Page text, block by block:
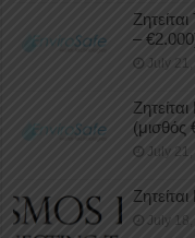
–
July
(μισθός
July
July